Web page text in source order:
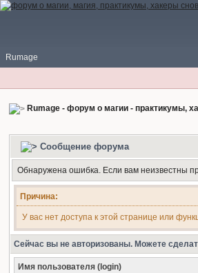
Rumage
Rumage - форум о магии - практикумы,
Сообщение форума
Обнаружена ошибка. Если вам неизвестны
Причина:
У вас нет доступа к этой странице или
Сейчас вы не авторизованы. Можете
Имя пользователя (login)